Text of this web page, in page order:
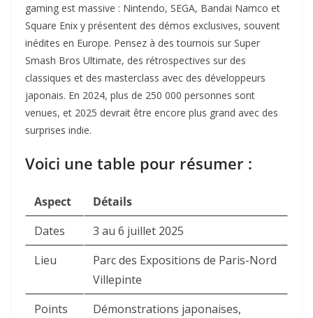
gaming est massive : Nintendo, SEGA, Bandai Namco et
Square Enix y présentent des démos exclusives, souvent
inédites en Europe. Pensez à des tournois sur Super
Smash Bros Ultimate, des rétrospectives sur des
classiques et des masterclass avec des développeurs
japonais. En 2024, plus de 250 000 personnes sont
venues, et 2025 devrait être encore plus grand avec des
surprises indie.
Voici une table pour résumer :
Aspect
Détails
Dates
3 au 6 juillet 2025
Lieu
Parc des Expositions de Paris-Nord
Villepinte
Points
Démonstrations japonaises,